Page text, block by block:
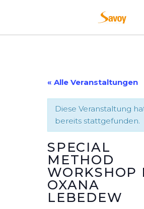
« Alle Veranstaltungen
Diese Veranstaltung
bereits stattgefunden.
SPECIAL
METHOD
WORKSHOP
OXANA
LEBEDEW